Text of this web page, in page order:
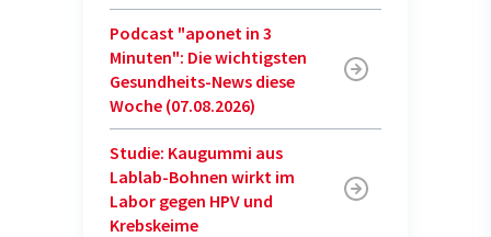
Podcast "aponet in 3
Minuten": Die wichtigsten
Gesundheits-News diese
Woche (07.08.2026)
Studie: Kaugummi aus
Lablab-Bohnen wirkt im
Labor gegen HPV und
Krebskeime